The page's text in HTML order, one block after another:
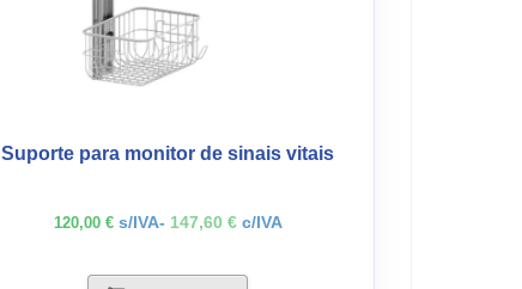
Suporte para monitor de sinais vitais
120,00 € s/IVA- 147,60 €c/IVA